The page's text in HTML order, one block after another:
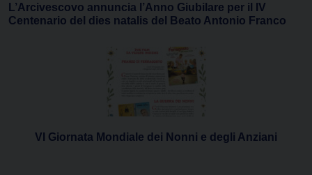
L’Arcivescovo annuncia l’Anno Giubilare per il IV
Centenario del dies natalis del Beato Antonio Franco
VI Giornata Mondiale dei Nonni e degli Anziani